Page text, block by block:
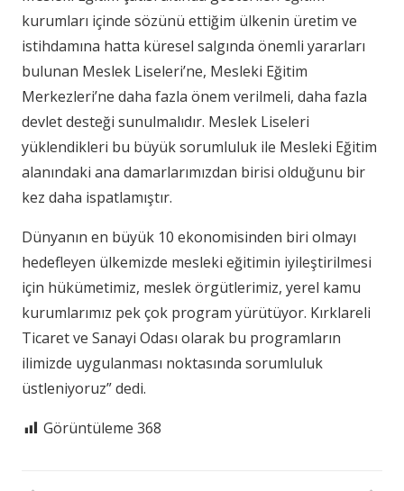
kurumları içinde sözünü ettiğim ülkenin üretim ve
istihdamına hatta küresel salgında önemli yararları
bulunan Meslek Liseleri’ne, Mesleki Eğitim
Merkezleri’ne daha fazla önem verilmeli, daha fazla
devlet desteği sunulmalıdır. Meslek Liseleri
yüklendikleri bu büyük sorumluluk ile Mesleki Eğitim
alanındaki ana damarlarımızdan birisi olduğunu bir
kez daha ispatlamıştır.
Dünyanın en büyük 10 ekonomisinden biri olmayı
hedefleyen ülkemizde mesleki eğitimin iyileştirilmesi
için hükümetimiz, meslek örgütlerimiz, yerel kamu
kurumlarımız pek çok program yürütüyor. Kırklareli
Ticaret ve Sanayi Odası olarak bu programların
ilimizde uygulanması noktasında sorumluluk
üstleniyoruz” dedi.
Görüntüleme 368